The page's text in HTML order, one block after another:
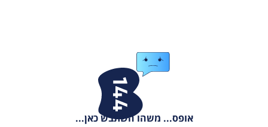
אופס... משהו השתבש כאן...